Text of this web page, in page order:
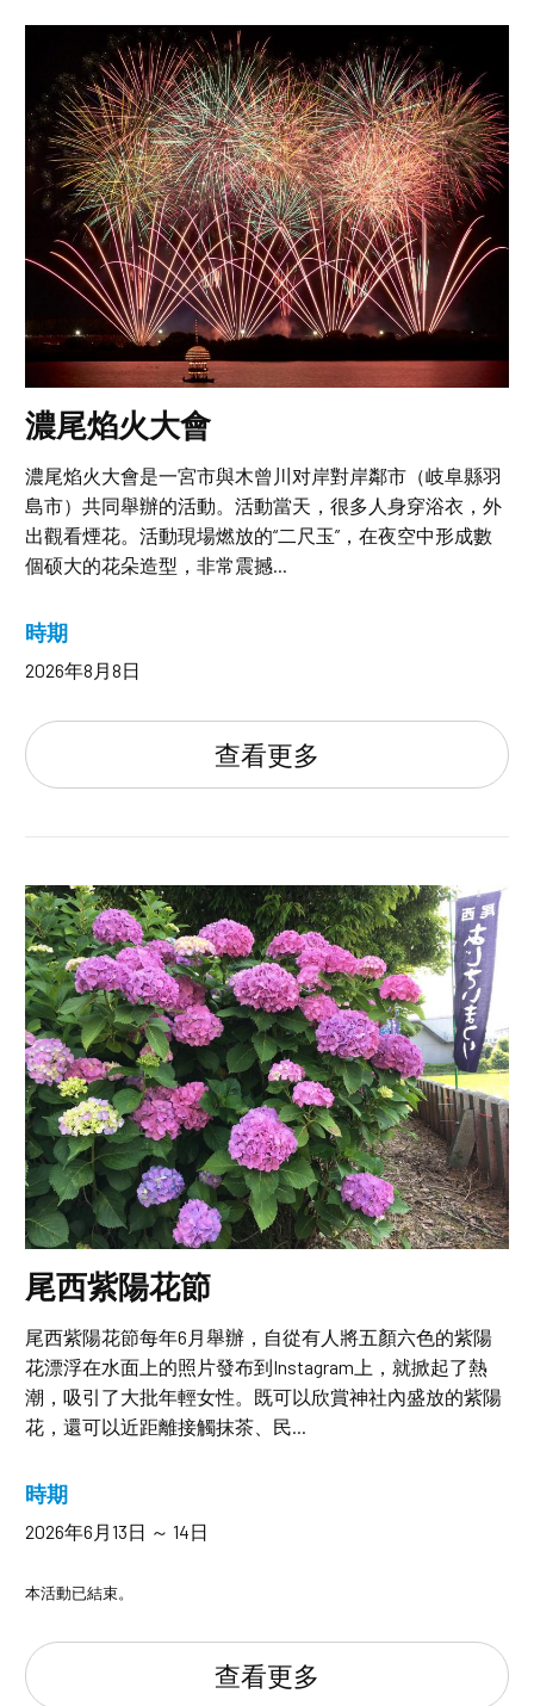
濃尾焰火大會
濃尾焰火大會是一宮市與木曾川对岸對岸鄰市（岐阜縣羽
島市）共同舉辦的活動。活動當天，很多人身穿浴衣，外
出觀看煙花。活動現場燃放的“二尺玉”，在夜空中形成數
個硕大的花朵造型，非常震撼...
時期
2026年8月8日
查看更多
尾西紫陽花節
尾西紫陽花節每年6月舉辦，自從有人將五顏六色的紫陽
花漂浮在水面上的照片發布到Instagram上，就掀起了熱
潮，吸引了大批年輕女性。既可以欣賞神社內盛放的紫陽
花，還可以近距離接觸抹茶、民...
時期
2026年6月13日 ～ 14日
本活動已結束。
查看更多